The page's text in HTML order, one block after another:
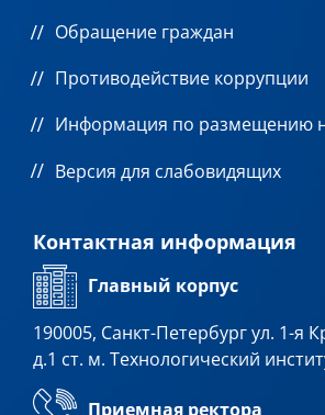
Обращение граждан
Противодействие коррупции
Информация по размещению
Версия для слабовидящих
Контактная информация
Главный корпус
190005, Санкт-Петербург ул. 1-я
д.1 ст. м. Технологический
Приемная ректора